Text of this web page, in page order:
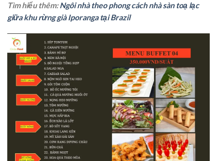
Tìm hiểu thêm:Ngôi nhà theo phong cách nhà sàn toạ lạc
giữa khu rừng già Iporanga tại Brazil